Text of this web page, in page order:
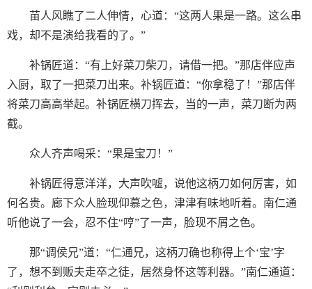
苗人风瞧了二人伸情，心道：“这两人果是一路。这么串
戏，却不是演给我看的了。”
补锅匠道：“有上好菜刀柴刀，请借一把。”那店伴应声
入厨，取了一把菜刀出来。补锅匠道：“你拿稳了！”那店伴
将菜刀高高举起。补锅匠横刀挥去，当的一声，菜刀断为两
截。
众人齐声喝采：“果是宝刀！”
补锅匠得意洋洋，大声吹嘘，说他这柄刀如何厉害，如
何名贵。廊下众人脸现仰慕之色，津津有味地听着。南仁通
听他说了一会，忍不住“哼”了一声，脸现不屑之色。
那“调侯兄”道：“仁通兄，这柄刀确也称得上个‘宝’字
了，想不到贩夫走卒之徒，居然身怀这等利器。”南仁通道：